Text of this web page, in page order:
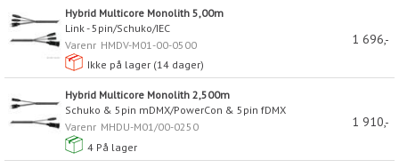
Hybrid Multicore Monolith 5,00m
Link - 5pin/Schuko/IEC
Varenr HMDV-M01-00-0500
Ikke på lager (14 dager)
1 696,-
Hybrid Multicore Monolith 2,500m
Schuko & 5pin mDMX/PowerCon & 5pin fDMX
Varenr MHDU-M01/00-0250
4 På lager
1 910,-